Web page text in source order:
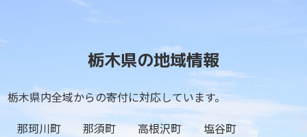
栃木県の地域情報
栃木県内全域からの寄付に対応しています。
那珂川町
那須町 高根沢町
塩谷町